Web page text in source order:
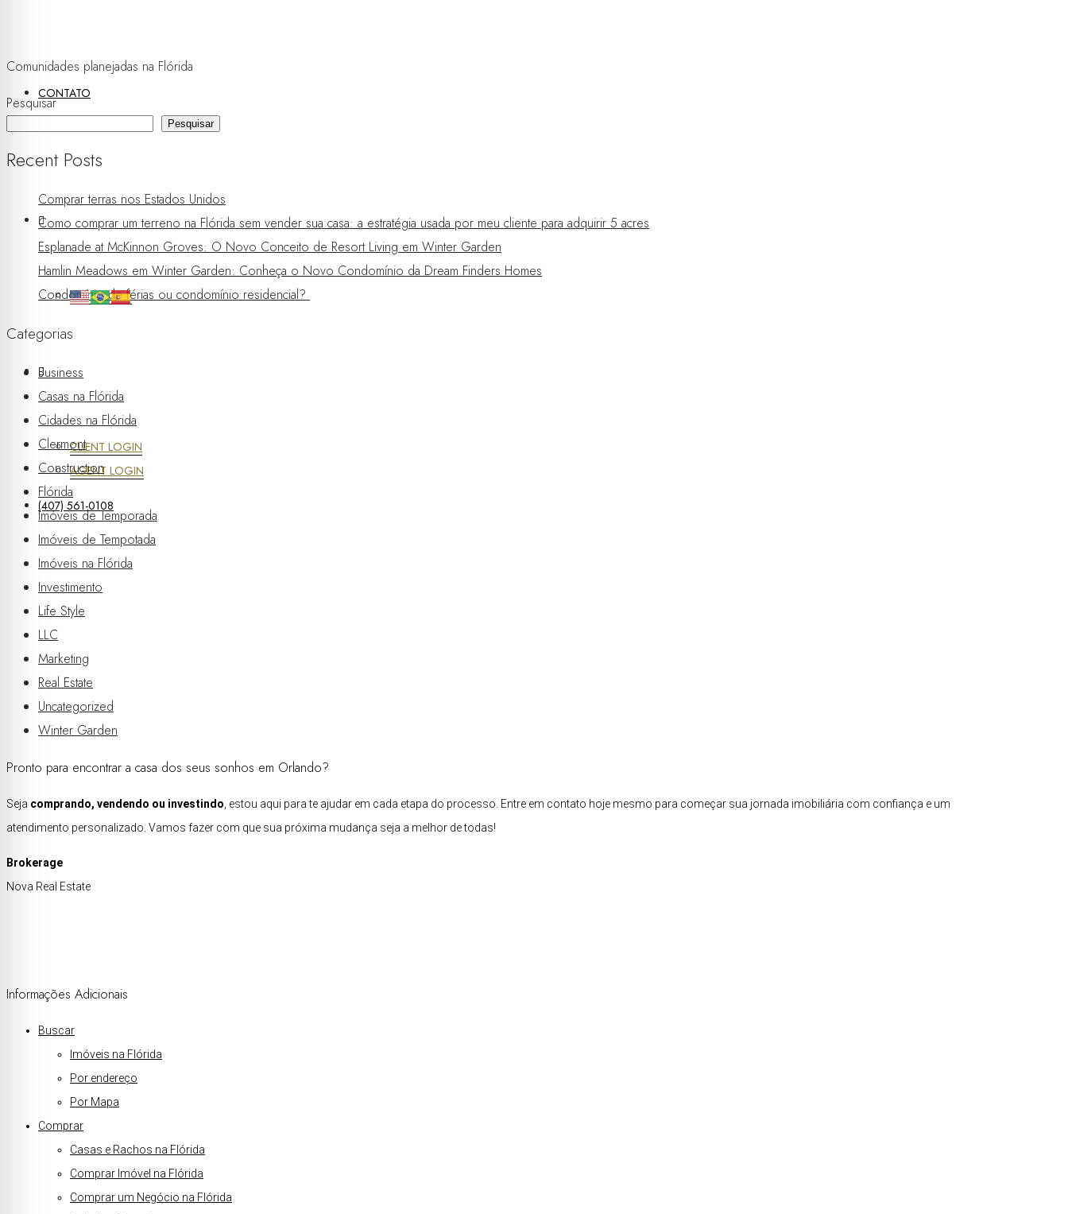
CONTATO
CLIENT LOGIN
AGENT LOGIN
(407) 561-0108
Comunidades planejadas na Flórida
Pesquisar
Pesquisar
Recent Posts
Comprar terras nos Estados Unidos
Como comprar um terreno na Flórida sem vender sua casa: a estratégia usada por meu cliente para adquirir 5 acres
Esplanade at McKinnon Groves: O Novo Conceito de Resort Living em Winter Garden
Hamlin Meadows em Winter Garden: Conheça o Novo Condomínio da Dream Finders Homes
Condomínio de férias ou condomínio residencial?
Categorias
Business
Casas na Flórida
Cidades na Flórida
Clermont
Construction
Flórida
Imóveis de Temporada
Imóveis de Tempotada
Imóveis na Flórida
Investimento
Life Style
LLC
Marketing
Real Estate
Uncategorized
Winter Garden
Pronto para encontrar a casa dos seus sonhos em Orlando?
Seja comprando, vendendo ou investindo, estou aqui para te ajudar em cada etapa do processo. Entre em contato hoje mesmo para começar sua jornada imobiliária com confiança e um
atendimento personalizado. Vamos fazer com que sua próxima mudança seja a melhor de todas!
Brokerage
Nova Real Estate
Informações Adicionais
Buscar
Imóveis na Flórida
Por endereço
Por Mapa
Comprar
Casas e Rachos na Flórida
Comprar Imóvel na Flórida
Comprar um Negócio na Flórida